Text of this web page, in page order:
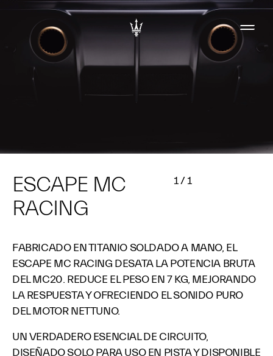
ESCAPE MC
RACING
1/1
FABRICADO EN TITANIO SOLDADO A MANO, EL
ESCAPE MC RACING DESATA LA POTENCIA BRUTA
DEL MC20. REDUCE EL PESO EN 7 KG, MEJORANDO
LA RESPUESTA Y OFRECIENDO EL SONIDO PURO
DEL MOTOR NETTUNO.
UN VERDADERO ESENCIAL DE CIRCUITO,
DISEÑADO SOLO PARA USO EN PISTA Y DISPONIBLE